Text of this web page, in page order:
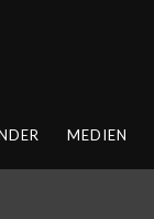
MEDIEN